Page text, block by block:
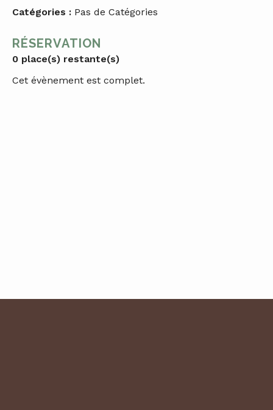
Catégories : Pas de Catégories
RÉSERVATION
0 place(s) restante(s)
Cet évènement est complet.